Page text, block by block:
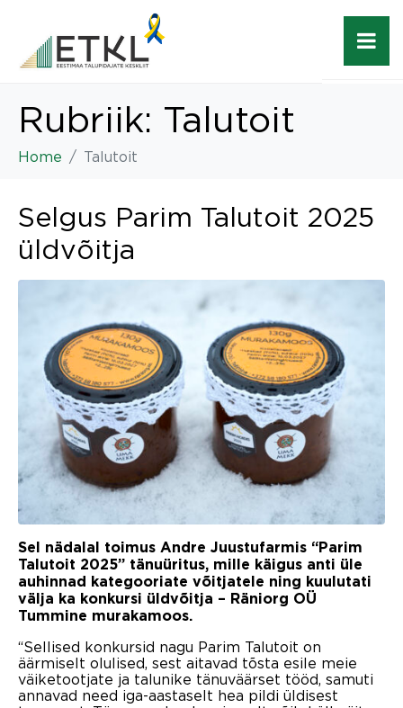
Rubriik: Talutoit
Home Talutoit
Selgus Parim Talutoit 2025
üldvõitja
Sel nädalal toimus Andre Juustufarmis “Parim
Talutoit 2025” tänuüritus, mille käigus anti üle
auhinnad kategooriate võitjatele ning kuulutati
välja ka konkursi üldvõitja – Räniorg OÜ
Tummine murakamoos.
“Sellised konkursid nagu Parim Talutoit on
äärmiselt olulised, sest aitavad tõsta esile meie
väiketootjate ja talunike tänuväärset tööd, samuti
annavad need iga-aastaselt hea pildi üldisest